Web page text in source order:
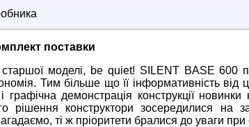
поставки
старшої моделі, be quiet! SILENT BASE 600
Тим більше що її інформативність від
графічна демонстрація конструкції
рішення конструктори зосередилися на
ті ж пріоритети бралися до уваги